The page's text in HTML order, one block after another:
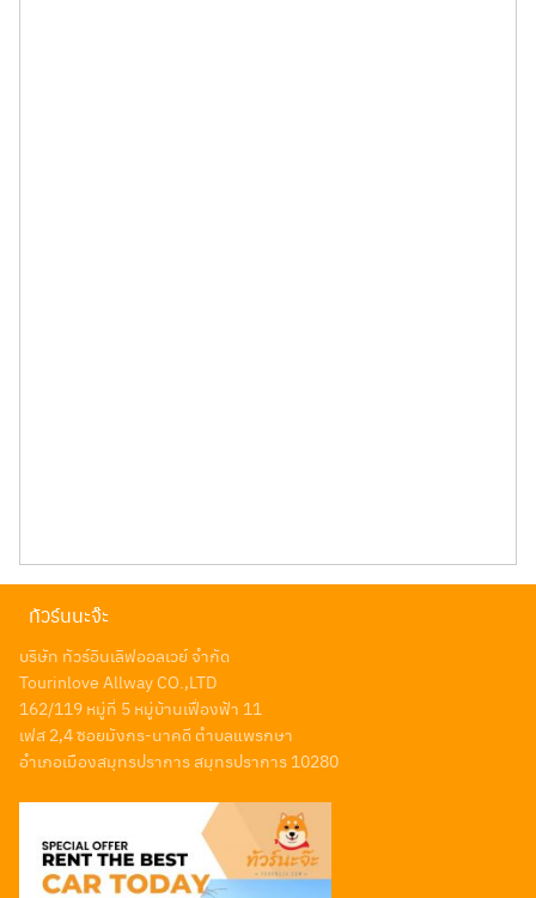
ทัวร์นนะจ๊ะ
บริษัท ทัวร์อินเลิฟออลเวย์ จำกัด
Tourinlove Allway CO.,LTD
162/119 หมู่ที่ 5 หมู่บ้านเฟื่องฟ้า 11
เฟส 2,4 ซอยมังกร-นาคดี ตำบลแพรกษา
อำเภอเมืองสมุทรปราการ สมุทรปราการ 10280